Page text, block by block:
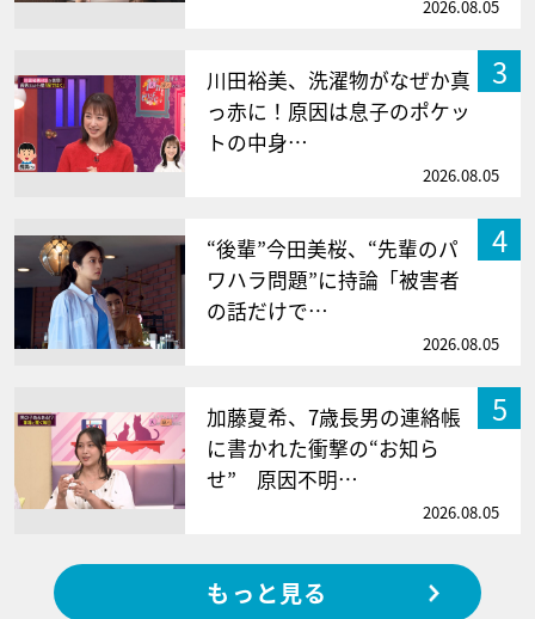
2026.08.05
3
川田裕美、洗濯物がなぜか真
っ赤に！原因は息子のポケッ
トの中身…
2026.08.05
4
“後輩”今田美桜、“先輩のパ
ワハラ問題”に持論「被害者
の話だけで…
2026.08.05
5
加藤夏希、7歳長男の連絡帳
に書かれた衝撃の“お知ら
せ” 原因不明…
2026.08.05
もっと見る